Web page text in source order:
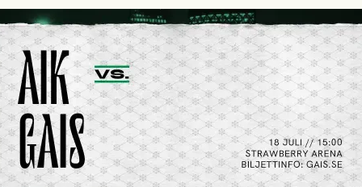
lyckades få in 2-0.